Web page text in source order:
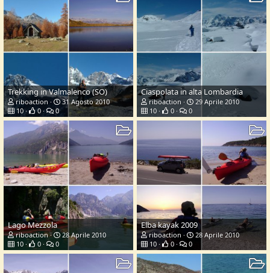
Trekking in Valmalenco (SO)
riboaction
31 Agosto 2010
10
0 0
Ciaspolata in alta Lombardia
riboaction
29 Aprile 2010
10
0 0
Lago Mezzola
riboaction
28 Aprile 2010
10
0 0
Elba kayak 2009
riboaction
28 Aprile 2010
10
0 0